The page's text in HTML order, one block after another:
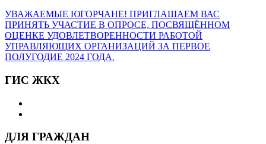
УВАЖАЕМЫЕ ЮГОРЧАНЕ! ПРИГЛАШАЕМ ВАС
ПРИНЯТЬ УЧАСТИЕ В ОПРОСЕ, ПОСВЯЩЁННОМ
ОЦЕНКЕ УДОВЛЕТВОРЕННОСТИ РАБОТОЙ
УПРАВЛЯЮЩИХ ОРГАНИЗАЦИЙ ЗА ПЕРВОЕ
ПОЛУГОДИЕ 2024 ГОДА.
ГИС ЖКХ
ДЛЯ ГРАЖДАН